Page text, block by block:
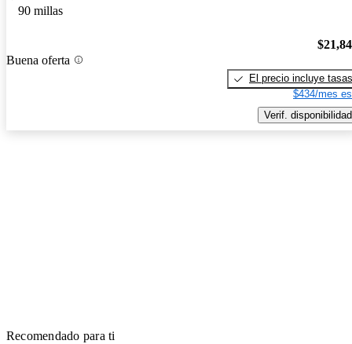
90 millas
Buena oferta
El precio incluye tasas
$434/mes
Verif. disponibilidad
Recomendado para ti